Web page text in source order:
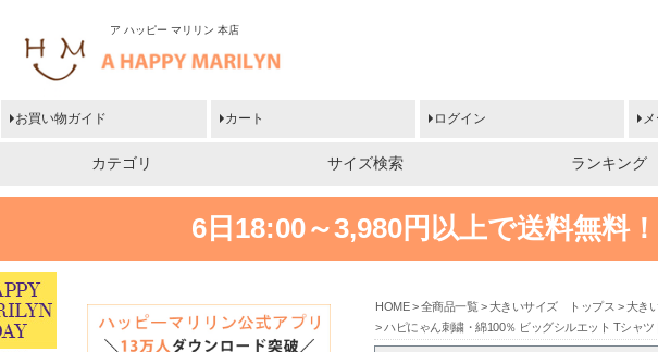
ア ハッピー マリリン 本店
お買い物ガイド カート ログイン
カテゴリ サイズ検索 ランキング
6日18:00～3,980円以上で送料無料！
HOME 全商品一覧 大きいサイズ トップス 大き
ハピにゃん刺繍・綿100％ ビッグシルエット Tシャ